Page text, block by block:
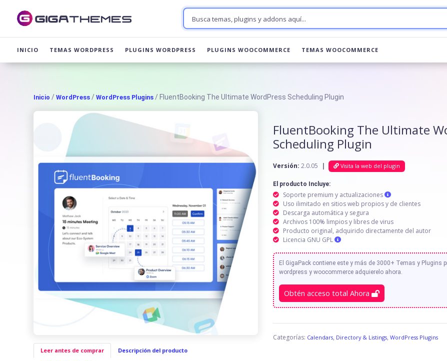
INICIO TEMAS WORDPRESS PLUGINS WORDPRESS PLUGINS WOOCOMMERCE TEMAS WOOCOMMERCE
Inicio /WordPress /WordPress Plugins / FluentBooking The Ultimate WordPress Scheduling Plugin
Leer antes de comprar
Descripción del producto
FluentBooking The Ultimate
Scheduling Plugin
Versión: 2.0.05 | Visita la web del plugin
El producto Incluye:
Soporte premium y actualizaciones
Uso ilimitado en sitios web propios y de clientes
Descarga automática y segura
Archivos 100% limpios y libres de virus
Producto original, adquirido directamente del autor
Licencia GNU GPL
El GigaPack contiene este y más de 3000+ Temas y Plugins
wordpress y woocommerce adquierelo ahora.
Obtén acceso total Ahora
Categorías: Calendars, Directory & Listings, WordPress Plugins